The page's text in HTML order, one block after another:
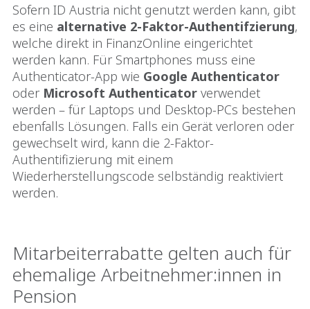
Sofern ID Austria nicht genutzt werden kann, gibt
es eine alternative 2-Faktor-Authentifzierung,
welche direkt in FinanzOnline eingerichtet
werden kann. Für Smartphones muss eine
Authenticator-App wie Google Authenticator
oder Microsoft Authenticator verwendet
werden – für Laptops und Desktop-PCs bestehen
ebenfalls Lösungen. Falls ein Gerät verloren oder
gewechselt wird, kann die 2-Faktor-
Authentifizierung mit einem
Wiederherstellungscode selbständig reaktiviert
werden.
Mitarbeiterrabatte gelten auch für
ehemalige Arbeitnehmer:innen in
Pension